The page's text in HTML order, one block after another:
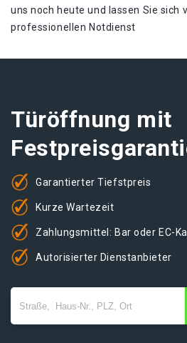
uns noch heute und lassen Sie sich
professionellen Notdienst
Türöffnung mit
Garantierter Tiefstpreis
Kurze Wartezeit
Zahlungsmittel: Bar oder EC-
Autorisierter Dienstanbieter